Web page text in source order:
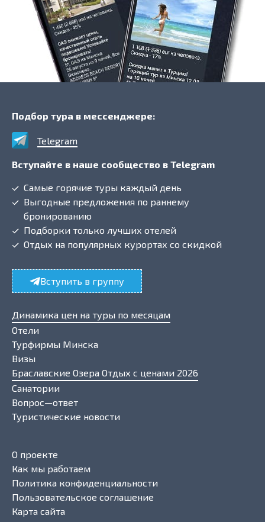
Динамика цен на туры по месяцам
Отели
Турфирмы Минска
Визы
Браславские Озера Отдых с ценами 2026
Санатории
Вопрос—ответ
Туристические новости
О проекте
Как мы работаем
Политика конфиденциальности
Пользовательское соглашение
Карта сайта
Подбор тура в мессенджере:
Telegram
Вступайте в наше сообщество в Telegram
Самые горячие туры каждый день
Выгодные предложения по раннему
бронированию
Подборки только лучших отелей
Отдых на популярных курортах со скидкой
Вступить в группу